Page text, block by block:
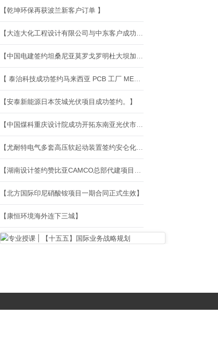
【乾坤环保再获波兰新客户订单 】
【大连大化工程设计有限公司与中东客户成功签约氨回收项目】
【中国电建签约坦桑尼亚莫罗戈罗明杜大坝加高项目】
【 泰治科技成功签约马来西亚 PCB 工厂 MES+EAP 一体化项目】
【安泰新能源日本茨城光伏项目成功签约。】
【中国煤科重庆设计院成功开拓东南亚光伏市场】
【尤耐特电气多套高压软起动装置签约安仑化工印尼炭基新材料项目】
【湖南设计签约赞比亚CAMCO总部代建项目，代建模式正式出海】
【北方国际印尼硝酸铵项目一期合同正式生效】
【康恒环境海外连下三城】